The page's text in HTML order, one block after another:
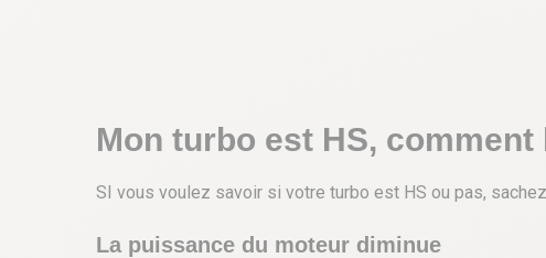
Mon turbo est HS, comment
SI vous voulez savoir si votre turbo est HS ou pas,
La puissance du moteur diminue